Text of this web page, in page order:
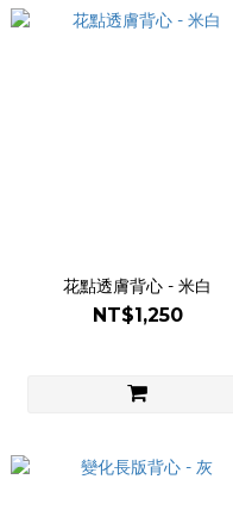
花點透膚背心 - 米白
NT$1,250